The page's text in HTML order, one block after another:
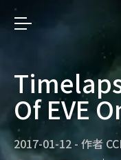
Of EVE
2017-01-12 - 作者